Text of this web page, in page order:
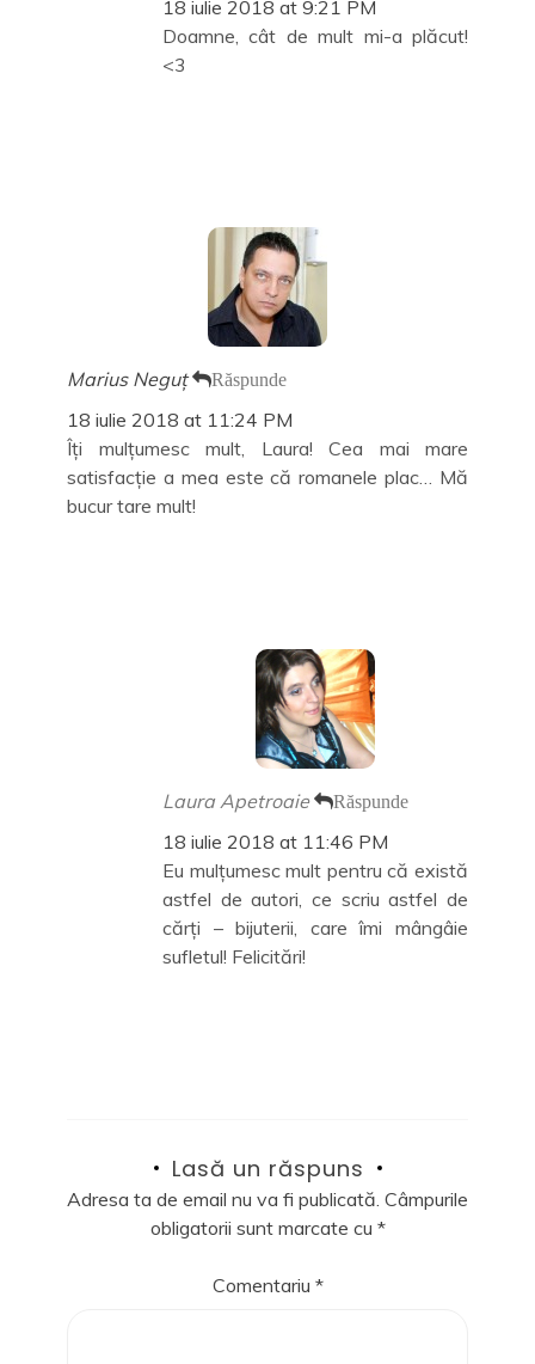
18 iulie 2018 at 9:21 PM
Doamne, cât de mult mi-a plăcut!
<3
Marius Neguț Răspunde
18 iulie 2018 at 11:24 PM
Îți mulțumesc mult, Laura! Cea mai mare
satisfacție a mea este că romanele plac… Mă
bucur tare mult!
Laura Apetroaie Răspunde
18 iulie 2018 at 11:46 PM
Eu mulțumesc mult pentru că există
astfel de autori, ce scriu astfel de
cărți – bijuterii, care îmi mângâie
sufletul! Felicitări!
Lasă un răspuns
Adresa ta de email nu va fi publicată. Câmpurile
obligatorii sunt marcate cu *
Comentariu *